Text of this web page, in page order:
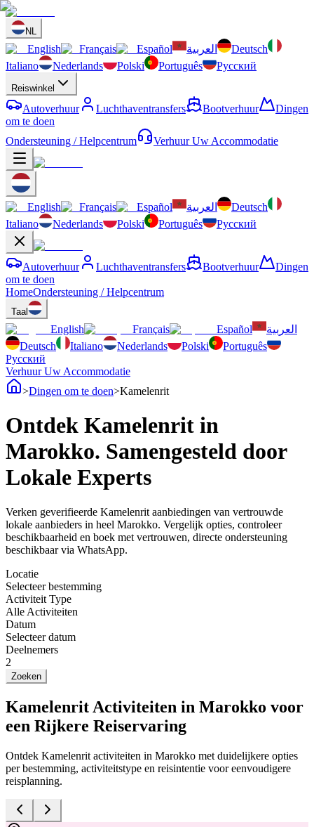
NL
English Français Español العربية
Deutsch
Italiano
Nederlands Polski Português Русский
Reiswinkel
Autoverhuur Luchthaventransfers Bootverhuur
Dingen
om te doen
Ondersteuning / Helpcentrum
Verhuur Uw Accommodatie
English Français Español العربية
Deutsch
Italiano
Nederlands Polski Português Русский
Autoverhuur Luchthaventransfers Bootverhuur
Dingen
om te doen
HomeOndersteuning / Helpcentrum
Taal
English Français Español
العربية
Deutsch
Italiano Nederlands Polski
Português
Русский
Verhuur Uw Accommodatie
>Dingen om te doen>Kamelenrit
Ontdek Kamelenrit in
Marokko. Samengesteld door
Lokale Experts
Verken geverifieerde Kamelenrit aanbiedingen van vertrouwde
lokale aanbieders in heel Marokko. Vergelijk opties, controleer
beschikbaarheid en boek met vertrouwen, directe ondersteuning
beschikbaar via WhatsApp.
Locatie
Selecteer bestemming
Activiteit Type
Alle Activiteiten
Datum
Selecteer datum
Deelnemers
2
Zoeken
Kamelenrit Activiteiten in Marokko voor
een Rijkere Reiservaring
Ontdek Kamelenrit activiteiten in Marokko met duidelijkere opties
per bestemming, activiteitstype en reisintentie voor eenvoudigere
reisplanning.